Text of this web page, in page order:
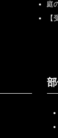
庭
【